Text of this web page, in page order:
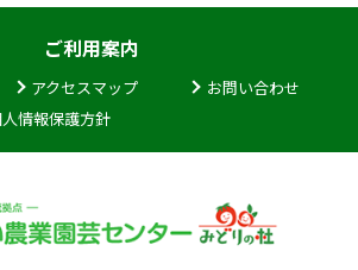
ご利用案内
アクセスマップ
お問い合わせ
情報保護方針